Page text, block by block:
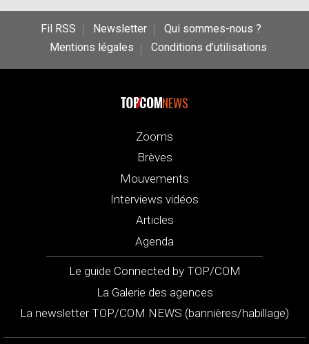
Fil RSS Newsletter
Qui sommes-nous ?
Mentions légales
Conditions d’utilisations
NEWS
Zooms
Brèves
Mouvements
Interviews vidéos
Articles
Agenda
Le guide Connected by TOP/COM
La Galerie des agences
La newsletter TOP/COM NEWS (bannières/habillage)